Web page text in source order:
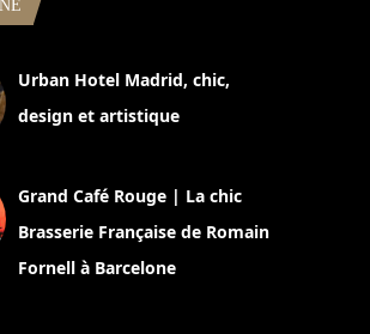
Urban Hotel Madrid, chic,
design et artistique
Grand Café Rouge | La chic
Brasserie Française de Romain
Fornell à Barcelone